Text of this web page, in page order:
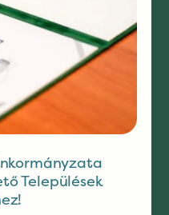
Község
Települések